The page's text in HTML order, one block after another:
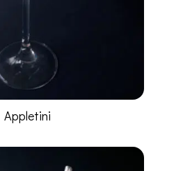
Appletini